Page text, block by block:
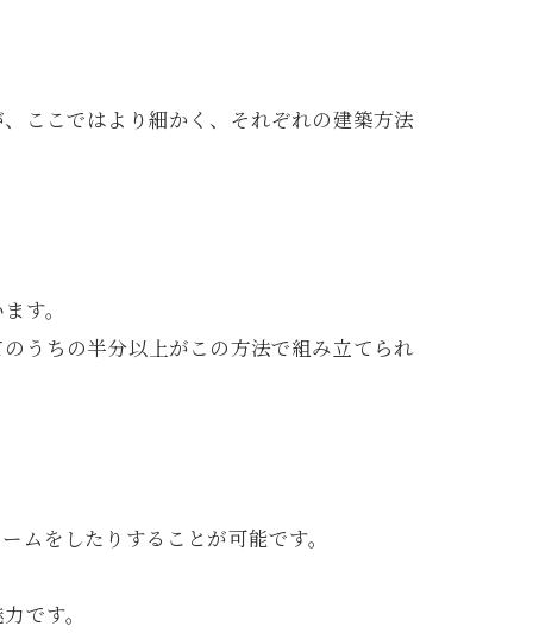
ここではより細かく、それぞれの建築方法
す。
うちの半分以上がこの方法で組み立てられ
ムをしたりすることが可能です。
です。